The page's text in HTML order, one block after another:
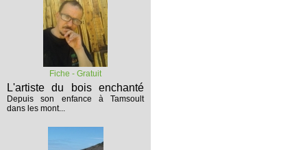
Fiche - Gratuit
L'artiste du bois enchanté
Depuis son enfance à Tamsoult
dans les mont...